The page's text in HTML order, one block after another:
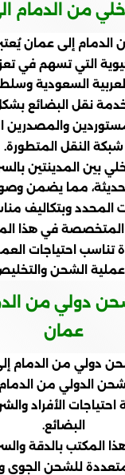
من الدمام
إلى عمان
التي تسهم في
السعودية
نقل البضائع
والمصدرين
شبكة النقل المتطورة.
بين المدينتين
مما يضمن
المحدد وبتكاليف
في هذا
تناسب احتياجات
الشحن
دولي من
عمان
دولي من الدمام
الدولي من
احتياجات الأفراد
البضائع.
المكتب بالدقة
للشحن الجوي